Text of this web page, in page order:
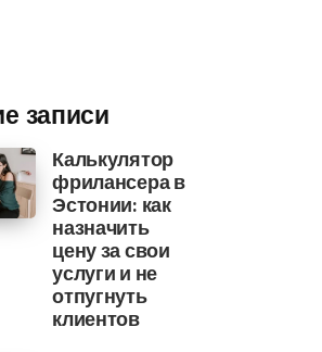
записи
Калькулятор
фрилансера в
Эстонии: как
назначить
цену за свои
услуги и не
отпугнуть
клиентов